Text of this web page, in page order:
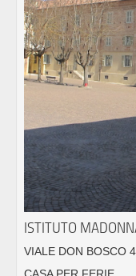
ISTITUTO
VIALE DON BOSCO